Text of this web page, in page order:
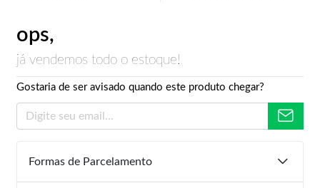
ops,
já vendemos todo o estoque!
Gostaria de ser avisado quando este produto chegar?
Formas de Parcelamento